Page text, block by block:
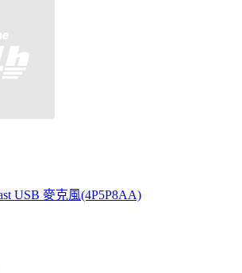
USB 麥克風(4P5P8AA)